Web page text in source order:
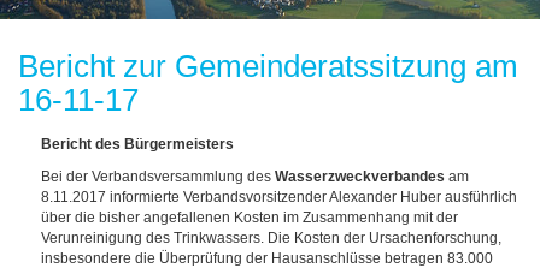
Bericht zur Gemeinderatssitzung am
16-11-17
Bericht des Bürgermeisters
Bei der Verbandsversammlung des Wasserzweckverbandes am
8.11.2017 informierte Verbandsvorsitzender Alexander Huber ausführlich
über die bisher angefallenen Kosten im Zusammenhang mit der
Verunreinigung des Trinkwassers. Die Kosten der Ursachenforschung,
insbesondere die Überprüfung der Hausanschlüsse betragen 83.000